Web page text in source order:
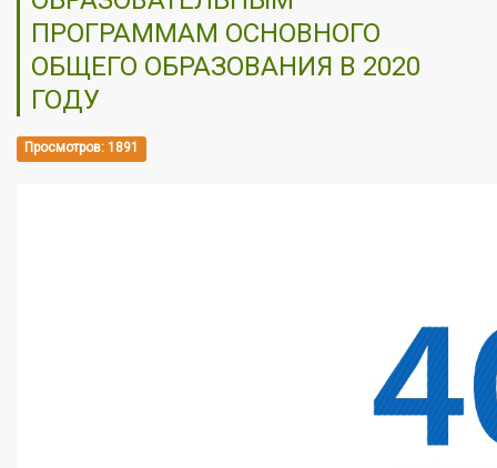
ПРОГРАММАМ ОСНОВНОГО
ОБЩЕГО ОБРАЗОВАНИЯ В 2020
ГОДУ
Просмотров: 1891